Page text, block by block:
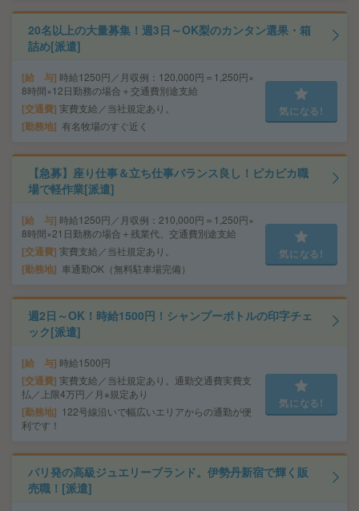
20名以上の大量募集！週3日～OK梨のカンタン選果・箱
詰め[派遣]
給 与 時給1250円／月収例：120,000円＝1,250円×
8時間×12日勤務の場合＋交通費別途支給
交通費 実費支給／当社規定あり。
勤務地 有名牧場のすぐ近く
気になる!
【急募】座り仕事＆立ち仕事バランス良し！ピカピカ職
場で軽作業[派遣]
給 与 時給1250円／月収例：210,000円＝1,250円×
8時間×21日勤務の場合＋残業代、交通費別途支給
交通費 実費支給／当社規定あり。
勤務地 車通勤OK（無料駐車場完備）
気になる!
週2日～OK！時給1500円！シャンプーボトルの印字チェ
ック[派遣]
給 与 時給1500円
交通費 実費支給／当社規定あり。通勤交通費実費支
払／上限4万円／月※規定あり
勤務地
122号線沿いで幅広いエリアからの通勤が便
利です！
気になる!
パリ発の高級ジュエリーブランド。伊勢丹新宿で輝く販
売職！[派遣]